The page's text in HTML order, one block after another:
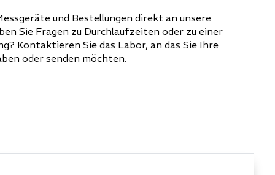
und Bestellungen direkt an unsere
Sie Fragen zu Durchlaufzeiten oder zu einer
Kontaktieren Sie das Labor, an das Sie Ihre
oder senden möchten.